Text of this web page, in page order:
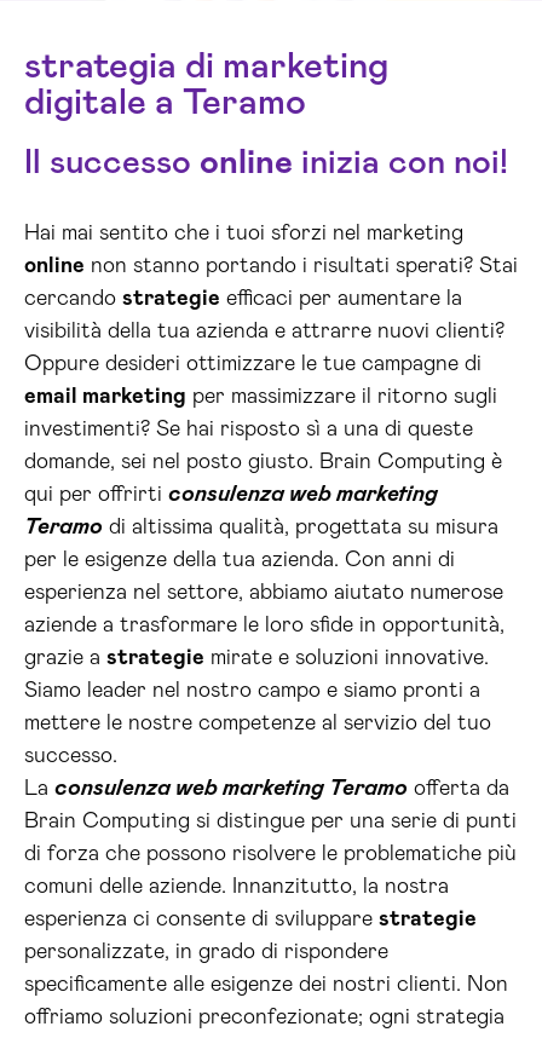
strategia di marketing
digitale a Teramo
Il successo online inizia con noi!
Hai mai sentito che i tuoi sforzi nel marketing
online non stanno portando i risultati sperati? Stai
cercando strategie efficaci per aumentare la
visibilità della tua azienda e attrarre nuovi clienti?
Oppure desideri ottimizzare le tue campagne di
email marketing per massimizzare il ritorno sugli
investimenti? Se hai risposto sì a una di queste
domande, sei nel posto giusto. Brain Computing è
qui per offrirti consulenza web marketing
Teramo di altissima qualità, progettata su misura
per le esigenze della tua azienda. Con anni di
esperienza nel settore, abbiamo aiutato numerose
aziende a trasformare le loro sfide in opportunità,
grazie a strategie mirate e soluzioni innovative.
Siamo leader nel nostro campo e siamo pronti a
mettere le nostre competenze al servizio del tuo
successo.
La consulenza web marketing Teramo offerta da
Brain Computing si distingue per una serie di punti
di forza che possono risolvere le problematiche più
comuni delle aziende. Innanzitutto, la nostra
esperienza ci consente di sviluppare strategie
personalizzate, in grado di rispondere
specificamente alle esigenze dei nostri clienti. Non
offriamo soluzioni preconfezionate; ogni strategia